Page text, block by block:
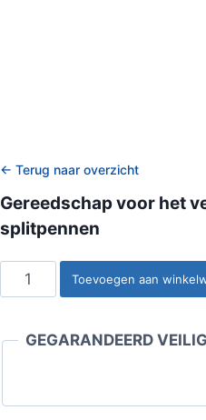
← Terug naar overzicht
Gereedschap voor het
splitpennen
Gereedschap
voor
verwijderen
Toevoegen aan
GEGARANDEERD